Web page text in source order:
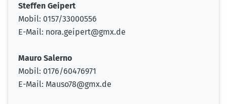
Steffen Geipert
Mobil: 0157/33000556
E-Mail: nora.geipert@gmx.de
Mauro Salerno
Mobil: 0176/60476971
E-Mail: Mauso78@gmx.de